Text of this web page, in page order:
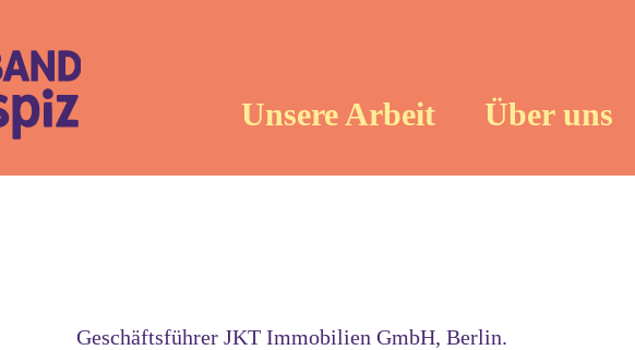
Unsere Arbeit Über uns
Geschäftsführer JKT Immobilien GmbH, Berlin.